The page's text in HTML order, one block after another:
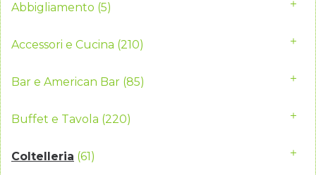
Abbigliamento (5)
Accessori e Cucina (210)
Bar e American Bar (85)
Buffet e Tavola (220)
Coltelleria (61)